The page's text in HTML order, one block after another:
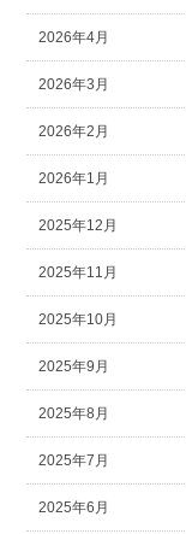
2026年4月
2026年3月
2026年2月
2026年1月
2025年12月
2025年11月
2025年10月
2025年9月
2025年8月
2025年7月
2025年6月